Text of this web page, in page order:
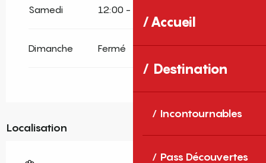
Accueil
Destination
Incontournables
Pass Découvertes
Samedi 12:00 - 14:00
Dimanche Fermé
Localisation